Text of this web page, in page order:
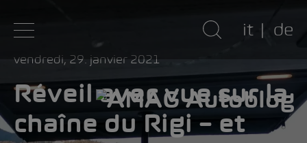
it de
vendredi, 29. janvier 2021
Réveil avec vue sur la
chaîne du Rigi – et